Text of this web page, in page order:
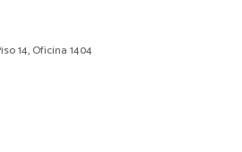
14, Oficina 1404